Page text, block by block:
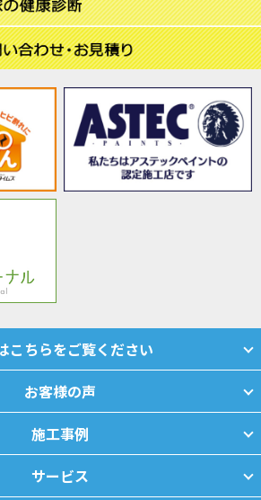
こちらをご覧ください
お客様の声
施工事例
サービス